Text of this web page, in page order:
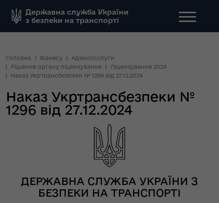
Державна служба України
з безпеки на транспорті
Головна Бізнесу
Адмінпослуги
Рішення органу ліцензування
Ліцензування 2024
Наказ Укртрансбезпеки № 1296 від 27.12.2024
Наказ Укртрансбезпеки №
1296 від 27.12.2024
ДЕРЖАВНА СЛУЖБА УКРАЇНИ З
БЕЗПЕКИ НА ТРАНСПОРТІ